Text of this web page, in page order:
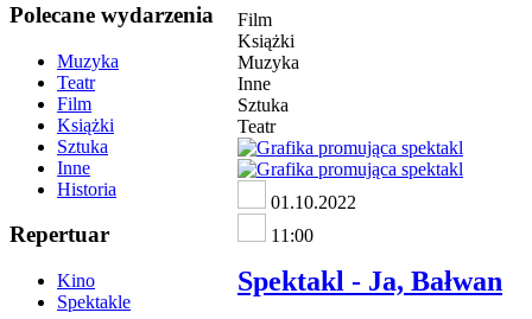
Polecane wydarzenia
Muzyka
Teatr
Film
Książki
Sztuka
Inne
Historia
Repertuar
Kino
Spektakle
Film
Książki
Muzyka
Inne
Sztuka
Teatr
01.10.2022
11:00
Spektakl - Ja, Bałwan